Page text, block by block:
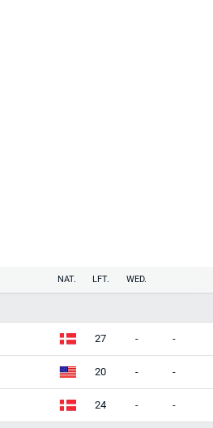
NAT. LFT. WED.
27 - -
20 - -
24 - -